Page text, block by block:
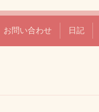
お問い合わせ 日記